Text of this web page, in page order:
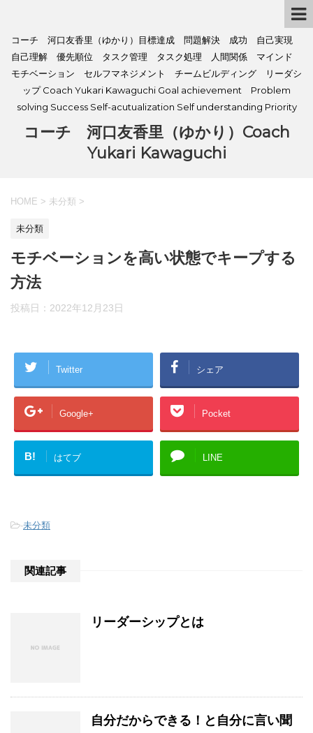
コーチ 河口友香里（ゆかり）目標達成 問題解決 成功 自己実現
自己理解 優先順位 タスク管理 タスク処理 人間関係 マインド
モチベーション セルフマネジメント チームビルディング リーダシ
ップ Coach Yukari Kawaguchi Goal achievement Problem
solving Success Self-acutualization Self understanding Priority
コーチ 河口友香里（ゆかり）Coach
Yukari Kawaguchi
HOME > 未分類 >
未分類
モチベーションを高い状態でキープする
方法
投稿日： 2022年12月23日
Twitter シェア
Google+ Pocket
B! はてブ LINE
-未分類
関連記事
リーダーシップとは
自分だからできる！と自分に言い聞